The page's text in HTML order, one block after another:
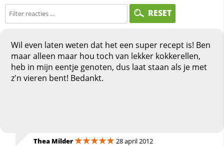
RESET
Wil even laten weten dat het een super recept is! Ben
maar alleen maar hou toch van lekker kokkerellen,
heb in mijn eentje genoten, dus laat staan als je met
z'n vieren bent! Bedankt.
Thea Milder 28 april 2012